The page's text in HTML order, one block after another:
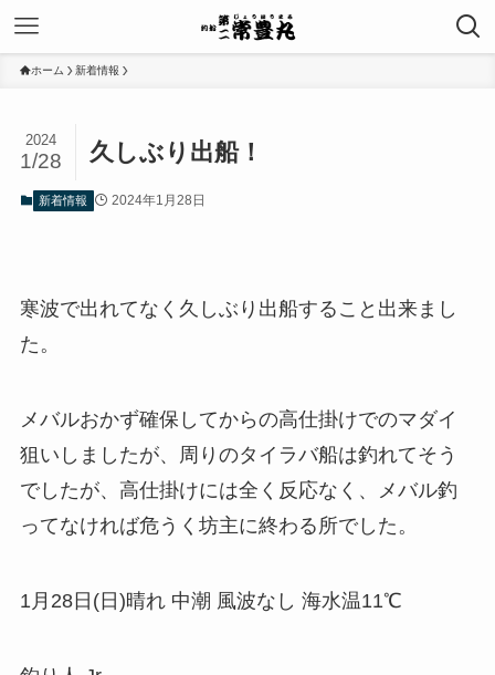
ホーム 新着情報
久しぶり出船！
2024
1/28
新着情報 2024年1月28日
寒波で出れてなく久しぶり出船すること出来まし
た。
メバルおかず確保してからの高仕掛けでのマダイ
狙いしましたが、周りのタイラバ船は釣れてそう
でしたが、高仕掛けには全く反応なく、メバル釣
ってなければ危うく坊主に終わる所でした。
1月28日(日)晴れ 中潮 風波なし 海水温11℃